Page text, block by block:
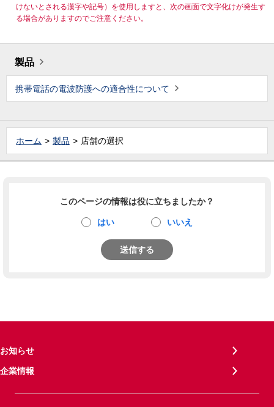
けないとされる漢字や記号）を使用しますと、次の画面で文字化けが発生す
る場合がありますのでご注意ください。
製品
携帯電話の電波防護への適合性について
ホーム 製品 店舗の選択
このページの情報は役に立ちましたか？
はい いいえ
送信する
お知らせ
企業情報